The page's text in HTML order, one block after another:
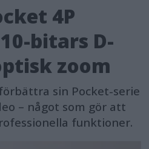
4P
bitars D-
zoom
sin Pocket-serie
– något som gör att
funktioner.